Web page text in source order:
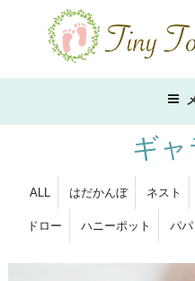
ン
ギャ
ALL はだかんぼ ネスト
ドロー ハニーポット パ